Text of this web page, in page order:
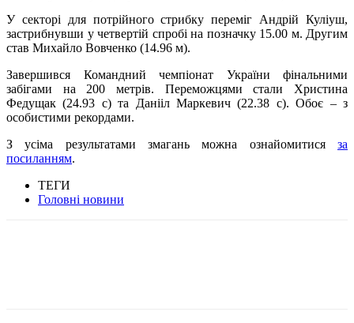
У секторі для потрійного стрибку переміг Андрій Куліуш,
застрибнувши у четвертій спробі на позначку 15.00 м. Другим
став Михайло Вовченко (14.96 м).
Завершився Командний чемпіонат України фінальними
забігами на 200 метрів. Переможцями стали Христина
Федущак (24.93 с) та Данііл Маркевич (22.38 с). Обоє – з
особистими рекордами.
З усіма результатами змагань можна ознайомитися за
посиланням.
ТЕГИ
Головні новини